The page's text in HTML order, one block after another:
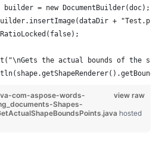
builder = new DocumentBuilder(doc);
+
the actual bounds of the
view raw
com-aspose-words-
Shapes-
hosted